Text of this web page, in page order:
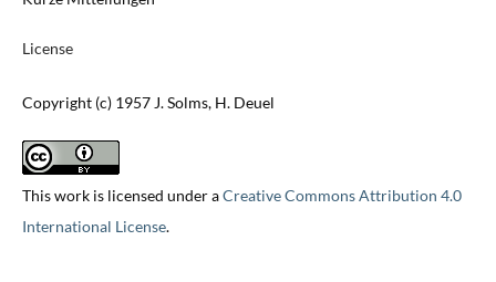
License
Copyright (c) 1957 J. Solms, H. Deuel
This work is licensed under aCreative Commons Attribution 4.0
International License.